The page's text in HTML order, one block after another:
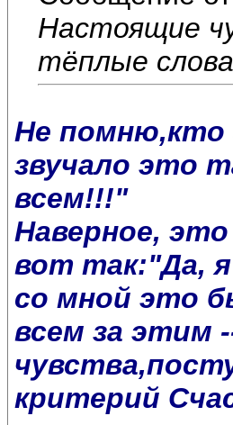
Настоящие
тёплые
Не помню,кто
звучало это
всем!!!"
Наверное,
вот так:"Да,
со мной это
всем за этим
критерий